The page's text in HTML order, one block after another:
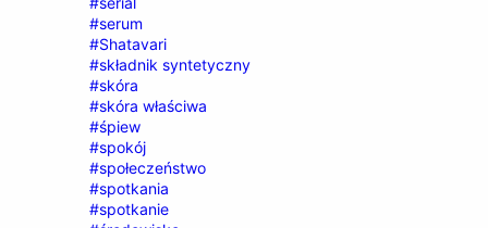
#serum
#Shatavari
#składnik syntetyczny
#skóra
#skóra właściwa
#śpiew
#spokój
#społeczeństwo
#spotkania
#spotkanie